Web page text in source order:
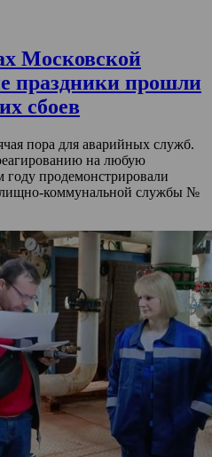
Московской
праздники прошли
сбоев
пора для аварийных служб.
на любую
продемонстрировали
коммунальной службы №